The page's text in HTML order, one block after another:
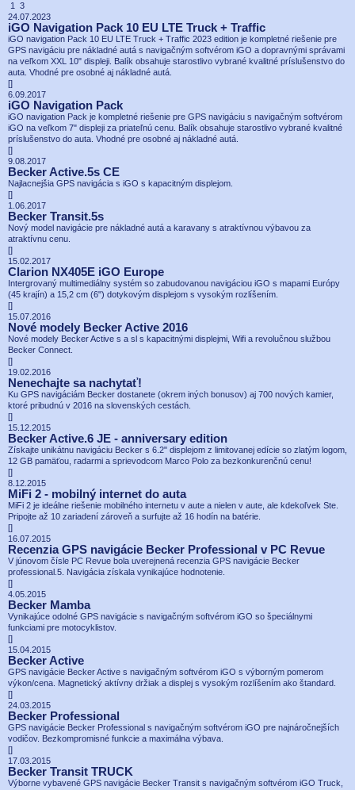
1 3
24.07.2023
iGO Navigation Pack 10 EU LTE Truck + Traffic
iGO navigation Pack 10 EU LTE Truck + Traffic 2023 edition je kompletné riešenie pre
GPS navigáciu pre nákladné autá s navigačným softvérom iGO a dopravnými správami
na veľkom XXL 10" displeji. Balík obsahuje starostlivo vybrané kvalitné príslušenstvo do
auta. Vhodné pre osobné aj nákladné autá.
[]
6.09.2017
iGO Navigation Pack
iGO navigation Pack je kompletné riešenie pre GPS navigáciu s navigačným softvérom
iGO na veľkom 7" displeji za priateľnú cenu. Balík obsahuje starostlivo vybrané kvalitné
príslušenstvo do auta. Vhodné pre osobné aj nákladné autá.
[]
9.08.2017
Becker Active.5s CE
Najlacnejšia GPS navigácia s iGO s kapacitným displejom.
[]
1.06.2017
Becker Transit.5s
Nový model navigácie pre nákladné autá a karavany s atraktívnou výbavou za
atraktívnu cenu.
[]
15.02.2017
Clarion NX405E iGO Europe
Intergrovaný multimediálny systém so zabudovanou navigáciou iGO s mapami Európy
(45 krajín) a 15,2 cm (6") dotykovým displejom s vysokým rozlíšením.
[]
15.07.2016
Nové modely Becker Active 2016
Nové modely Becker Active s a sl s kapacitnými displejmi, Wifi a revolučnou službou
Becker Connect.
[]
19.02.2016
Nenechajte sa nachytať!
Ku GPS navigáciám Becker dostanete (okrem iných bonusov) aj 700 nových kamier,
ktoré pribudnú v 2016 na slovenských cestách.
[]
15.12.2015
Becker Active.6 JE - anniversary edition
Získajte unikátnu navigáciu Becker s 6.2" displejom z limitovanej edície so zlatým logom,
12 GB pamäťou, radarmi a sprievodcom Marco Polo za bezkonkurenčnú cenu!
[]
8.12.2015
MiFi 2 - mobilný internet do auta
MiFi 2 je ideálne riešenie mobilného internetu v aute a nielen v aute, ale kdekoľvek Ste.
Pripojte až 10 zariadení zároveň a surfujte až 16 hodín na batérie.
[]
16.07.2015
Recenzia GPS navigácie Becker Professional v PC Revue
V júnovom čísle PC Revue bola uverejnená recenzia GPS navigácie Becker
professional.5. Navigácia získala vynikajúce hodnotenie.
[]
4.05.2015
Becker Mamba
Vynikajúce odolné GPS navigácie s navigačným softvérom iGO so špeciálnymi
funkciami pre motocyklistov.
[]
15.04.2015
Becker Active
GPS navigácie Becker Active s navigačným softvérom iGO s výborným pomerom
výkon/cena. Magnetický aktívny držiak a displej s vysokým rozlíšením ako štandard.
[]
24.03.2015
Becker Professional
GPS navigácie Becker Professional s navigačným softvérom iGO pre najnáročnejších
vodičov. Bezkompromisné funkcie a maximálna výbava.
[]
17.03.2015
Becker Transit TRUCK
Výborne vybavené GPS navigácie Becker Transit s navigačným softvérom iGO Truck,